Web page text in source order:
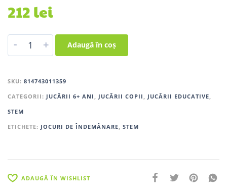
212lei
- + Adaugă în coș
SKU: 814743011359
CATEGORII: JUCĂRII 6+ ANI JUCĂRII COPII JUCĂRII EDUCATIVE
STEM
ETICHETE: JOCURI DE ÎNDEMÂNARE STEM
ADAUGĂ ÎN WISHLIST